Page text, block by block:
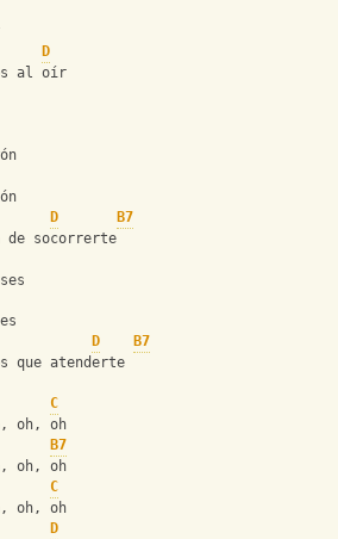
D
al oír
D
B7
de socorrerte
D
B7
que atenderte
C
oh, oh
B7
oh, oh
C
oh, oh
D